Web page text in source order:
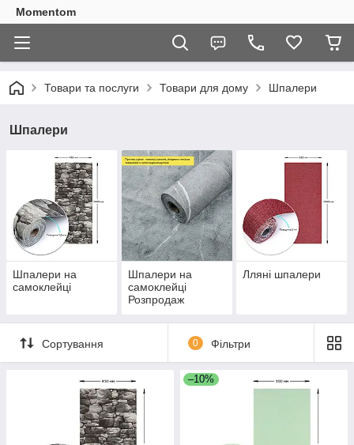
Momentom
Товари та послуги Товари для дому Шпалери
Шпалери
Шпалери на
самоклейці
Шпалери на
самоклейці
Розпродаж
Лляні шпалери
Сортування 0 Фільтри
–10%